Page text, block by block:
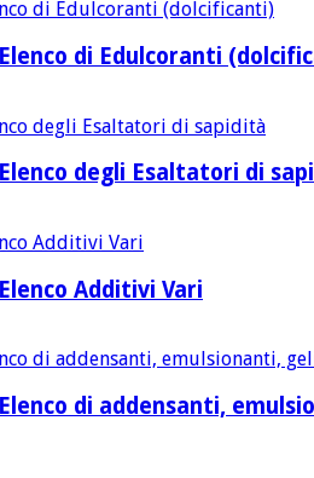
di Edulcoranti
degli Esaltatori di
Additivi Vari
di addensanti,